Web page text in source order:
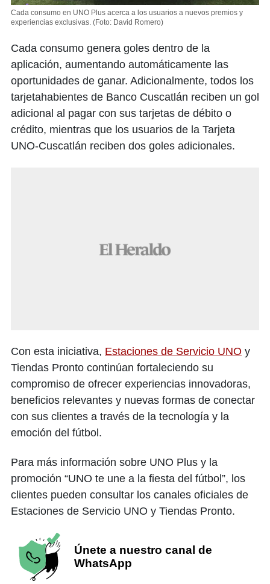
Cada consumo en UNO Plus acerca a los usuarios a nuevos premios y
experiencias exclusivas. (Foto: David Romero)
Cada consumo genera goles dentro de la
aplicación, aumentando automáticamente las
oportunidades de ganar. Adicionalmente, todos los
tarjetahabientes de Banco Cuscatlán reciben un gol
adicional al pagar con sus tarjetas de débito o
crédito, mientras que los usuarios de la Tarjeta
UNO-Cuscatlán reciben dos goles adicionales.
Con esta iniciativa, Estaciones de Servicio UNO y
Tiendas Pronto continúan fortaleciendo su
compromiso de ofrecer experiencias innovadoras,
beneficios relevantes y nuevas formas de conectar
con sus clientes a través de la tecnología y la
emoción del fútbol.
Para más información sobre UNO Plus y la
promoción “UNO te une a la fiesta del fútbol”, los
clientes pueden consultar los canales oficiales de
Estaciones de Servicio UNO y Tiendas Pronto.
Únete a nuestro canal de
WhatsApp